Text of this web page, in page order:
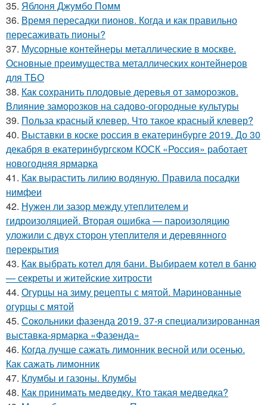
35. Яблоня Джумбо Помм
36. Время пересадки пионов. Когда и как правильно
пересаживать пионы?
37. Мусорные контейнеры металлические в москве.
Основные преимущества металлических контейнеров
для ТБО
38. Как сохранить плодовые деревья от заморозков.
Влияние заморозков на садово-огородные культуры
39. Польза красный клевер. Что такое красный клевер?
40. Выставки в коске россия в екатеринбурге 2019. До 30
декабря в екатеринбургском КОСК «Россия» работает
новогодняя ярмарка
41. Как вырастить лилию водяную. Правила посадки
нимфеи
42. Нужен ли зазор между утеплителем и
гидроизоляцией. Вторая ошибка — пароизоляцию
уложили с двух сторон утеплителя и деревянного
перекрытия
43. Как выбрать котел для бани. Выбираем котел в баню
— секреты и житейские хитрости
44. Огурцы на зиму рецепты с мятой. Маринованные
огурцы с мятой
45. Сокольники фазенда 2019. 37-я специализированная
выставка-ярмарка «Фазенда»
46. Когда лучше сажать лимонник весной или осенью.
Как сажать лимонник
47. Клумбы и газоны. Клумбы
48. Как принимать медведку. Кто такая медведка?